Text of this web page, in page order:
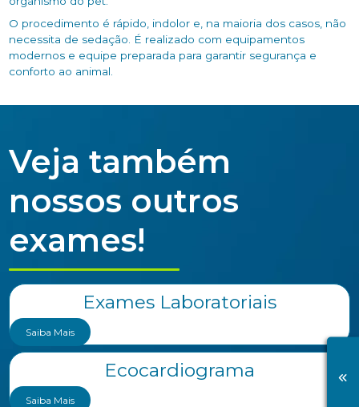
O procedimento é rápido, indolor e, na maioria dos casos, não
necessita de sedação. É realizado com equipamentos
modernos e equipe preparada para garantir segurança e
conforto ao animal.
Veja também
nossos outros
exames!
Exames Laboratoriais
Saiba Mais
Ecocardiograma
Saiba Mais